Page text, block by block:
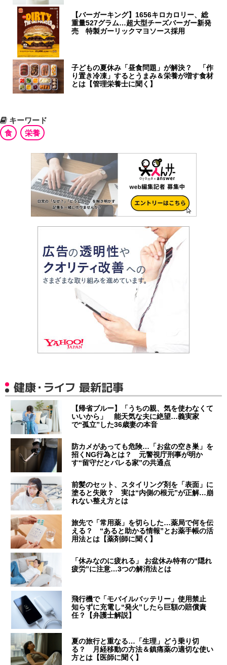
【バーガーキング】1656キロカロリー、総
重量527グラム…超大型チーズバーガー新発
売 特製ガーリックマヨソース採用
子どもの夏休み「昼食問題」が解決？ 「作
り置き冷凍」するとうまみ＆栄養が増す食材
とは【管理栄養士に聞く】
キーワード
食
栄養
健康・ライフ 最新記事
【帰省ブルー】「うちの親、気を使わなくて
いいから」 能天気な夫に絶望…義実家
で“孤立”した36歳妻の本音
防カメがあっても危険…「お盆の空き巣」を
招くNG行為とは？ 元警視庁刑事が明か
す“留守だとバレる家”の共通点
前髪のセット、スタイリング剤を「表面」に
塗ると失敗？ 実は“内側の根元”が正解…崩
れない整え方とは
旅先で「常用薬」を切らした…薬局で何を伝
える？ “あると助かる情報”とお薬手帳の活
用法とは【薬剤師に聞く】
「休みなのに疲れる」 お盆休み特有の“隠れ
疲労”に注意…3つの解消法とは
飛行機で「モバイルバッテリー」使用禁止
知らずに充電し“発火”したら巨額の賠償責
任？【弁護士解説】
夏の旅行と重なる…「生理」どう乗り切
る？ 月経移動の方法＆鎮痛薬の適切な使い
方とは【医師に聞く】